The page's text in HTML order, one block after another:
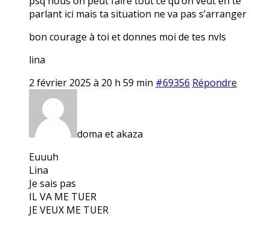
parlant ici mais ta situation ne va pas s’arranger
bon courage à toi et donnes moi de tes nvls
lina
2 février 2025 à 20 h 59 min #69356 Répondre
doma et akaza
Euuuh
Lina
Je sais pas
IL VA ME TUER
JE VEUX ME TUER